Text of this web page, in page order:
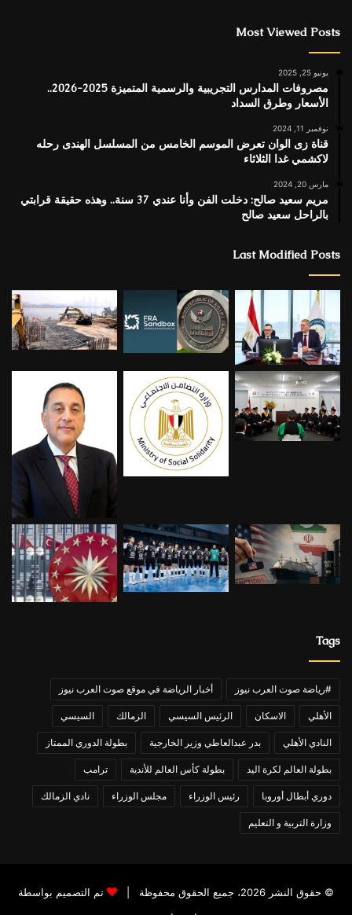
Most Viewed Posts
يونيو 25, 2025
مصروفات المدارس التجريبية والرسمية المتميزة 2025-2026..
الأسعار وطرق السداد
نوفمبر 11, 2024
قناة زى الوان تعرض الموسم الخامس من المسلسل الهندى رحله
لاكشمي غدا الثلاثاء
مارس 20, 2024
مريم سعيد صالح: دخلت الفن وأنا عندي 37 سنة.. وهذه حقيقة قرابتي
بالراحل سعيد صالح
Last Modified Posts
Tags
#رياضة صوت العرب نيوز أخبار الرياضة في موقع صوت العرب نيوز
الأهلي الاسكان الرئيس السيسي الزمالك السيسي
النادي الأهلي بدر عبدالعاطي وزير الخارجية بطولة الدوري الممتاز
بطولة العالم لكرة اليد بطولة كأس العالم للأندية ترامب
دوري أبطال أوروبا رئيس الوزراء مجلس الوزراء نادي الزمالك
وزارة التربية و التعليم
© حقوق النشر 2026، جميع الحقوق محفوظة |
تم التصميم بواسطة